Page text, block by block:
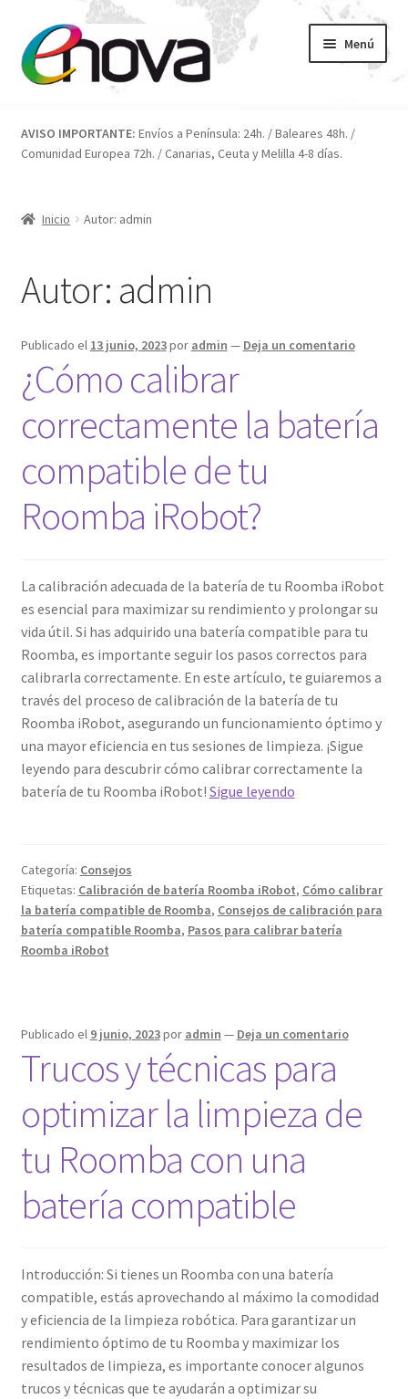
a
la
al
contenido
Menú
Blog
Contacto
ENOVA
FAQ
AVISO IMPORTANTE: Envíos a Península: 24h. / Baleares 48h. /
Comunidad Europea 72h. / Canarias, Ceuta y Melilla 4-8 días.
Inicio Autor: admin
Autor: admin
Publicado el 13 junio, 2023por admin — Deja un comentario
¿Cómo calibrar
correctamente la batería
compatible de tu
Roomba iRobot?
La calibración adecuada de la batería de tu Roomba iRobot
es esencial para maximizar su rendimiento y prolongar su
vida útil. Si has adquirido una batería compatible para tu
Roomba, es importante seguir los pasos correctos para
calibrarla correctamente. En este artículo, te guiaremos a
través del proceso de calibración de la batería de tu
Roomba iRobot, asegurando un funcionamiento óptimo y
una mayor eficiencia en tus sesiones de limpieza. ¡Sigue
leyendo para descubrir cómo calibrar correctamente la
batería de tu Roomba iRobot! Sigue leyendo¿Cómo
batería
compatible
de
Categoría: Consejos
Etiquetas: Calibración de batería Roomba iRobot, Cómo calibrar
la batería compatible de Roomba, Consejos de calibración para
batería compatible Roomba, Pasos para calibrar batería
Roomba iRobot
Publicado el 9 junio, 2023por admin — Deja un comentario
Trucos y técnicas para
optimizar la limpieza de
tu Roomba con una
batería compatible
Introducción: Si tienes un Roomba con una batería
compatible, estás aprovechando al máximo la comodidad
y eficiencia de la limpieza robótica. Para garantizar un
rendimiento óptimo de tu Roomba y maximizar los
resultados de limpieza, es importante conocer algunos
trucos y técnicas que te ayudarán a optimizar su